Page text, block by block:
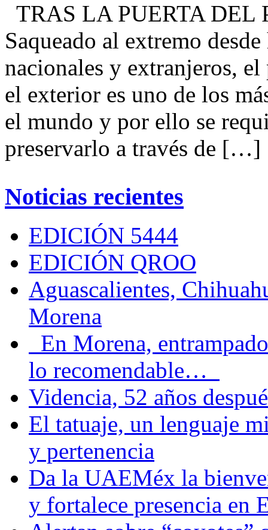
TRAS LA PUERTA
Saqueado al extremo
nacionales y extranjeros,
el exterior es uno de los
el mundo y por ello se
preservarlo a través de […]
Noticias recientes
EDICIÓN 5444
EDICIÓN QROO
Aguascalientes,
Morena
En Morena,
lo recomendable…
Videncia, 52 años
El tatuaje, un lenguaje
y pertenencia
Da la UAEMéx la
y fortalece presencia en